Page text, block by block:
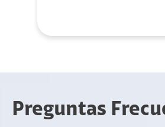
Preguntas